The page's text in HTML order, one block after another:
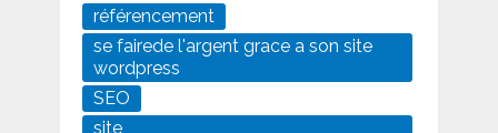
référencement
se fairede l'argent grace a son site
wordpress
SEO
site